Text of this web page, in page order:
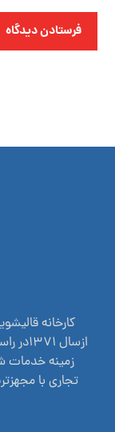
فرستادن دیدگاه
کارخانه
ازسال
زمینه خدمات
تجاری با